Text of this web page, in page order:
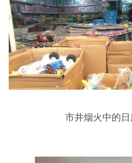
市井烟火中的